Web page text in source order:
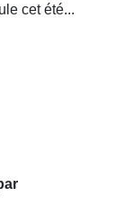
cet été...